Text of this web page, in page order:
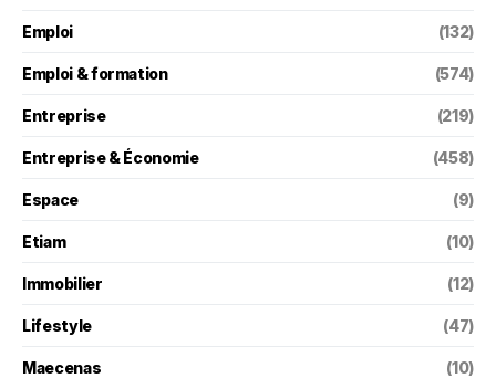
Emploi (132)
Emploi & formation (574)
Entreprise (219)
Entreprise & Économie (458)
Espace (9)
Etiam (10)
Immobilier (12)
Lifestyle (47)
Maecenas (10)